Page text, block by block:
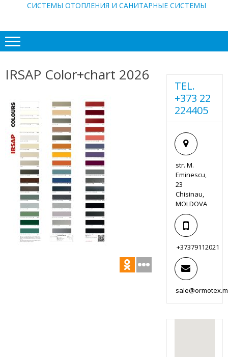
CИСТЕМЫ ОТОПЛЕНИЯ И САНИТАРНЫЕ СИСТЕМЫ
IRSAP Color+chart 2026
TEL.
+373 22
224405
str. M.
Eminescu,
23
Chisinau,
MOLDOVA
+37379112021